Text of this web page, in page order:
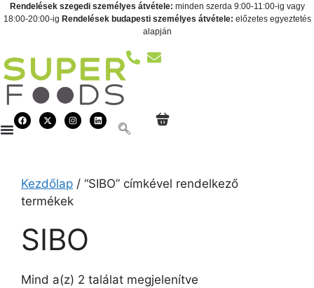
Rendelések szegedi személyes átvétele: minden szerda 9:00-11:00-ig vagy
18:00-20:00-ig Rendelések budapesti személyes átvétele: előzetes egyeztetés
alapján
Kezdőlap / “SIBO” címkével rendelkező
termékek
SIBO
Mind a(z) 2 találat megjelenítve